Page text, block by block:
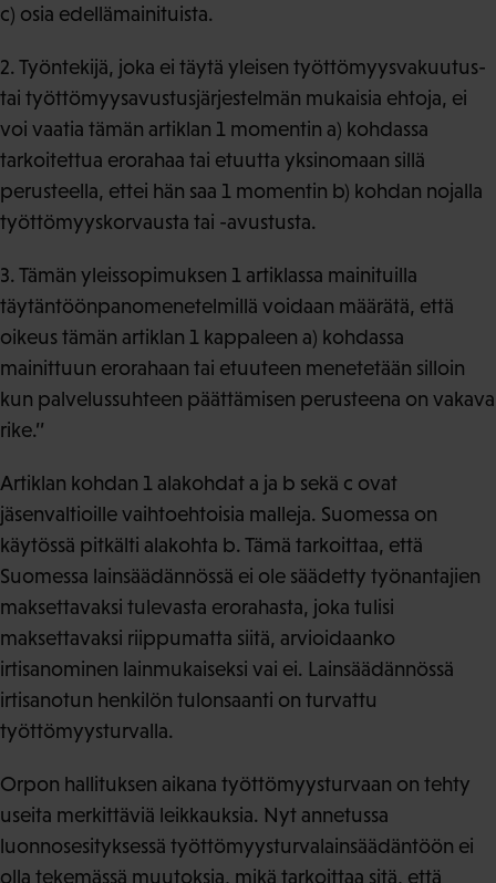
c) osia edellämainituista.
2. Työntekijä, joka ei täytä yleisen työttömyysvakuutus-
tai työttömyysavustusjärjestelmän mukaisia ehtoja, ei
voi vaatia tämän artiklan 1 momentin a) kohdassa
tarkoitettua erorahaa tai etuutta yksinomaan sillä
perusteella, ettei hän saa 1 momentin b) kohdan nojalla
työttömyyskorvausta tai -avustusta.
3. Tämän yleissopimuksen 1 artiklassa mainituilla
täytäntöönpanomenetelmillä voidaan määrätä, että
oikeus tämän artiklan 1 kappaleen a) kohdassa
mainittuun erorahaan tai etuuteen menetetään silloin
kun palvelussuhteen päättämisen perusteena on vakava
rike.’’
Artiklan kohdan 1 alakohdat a ja b sekä c ovat
jäsenvaltioille vaihtoehtoisia malleja. Suomessa on
käytössä pitkälti alakohta b. Tämä tarkoittaa, että
Suomessa lainsäädännössä ei ole säädetty työnantajien
maksettavaksi tulevasta erorahasta, joka tulisi
maksettavaksi riippumatta siitä, arvioidaanko
irtisanominen lainmukaiseksi vai ei. Lainsäädännössä
irtisanotun henkilön tulonsaanti on turvattu
työttömyysturvalla.
Orpon hallituksen aikana työttömyysturvaan on tehty
useita merkittäviä leikkauksia. Nyt annetussa
luonnosesityksessä työttömyysturvalainsäädäntöön ei
olla tekemässä muutoksia, mikä tarkoittaa sitä, että